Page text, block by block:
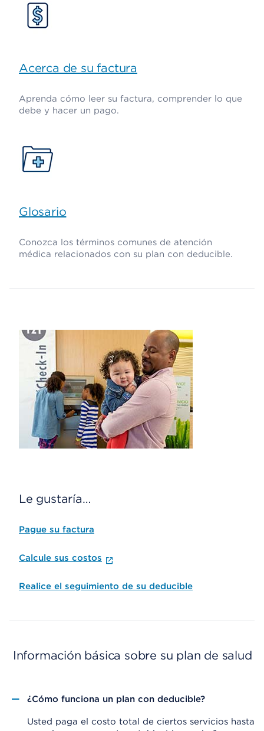
Acerca de su factura
Aprenda cómo leer su factura, comprender lo que
debe y hacer un pago.
Glosario
Conozca los términos comunes de atención
médica relacionados con su plan con deducible.
Le gustaría…
Pague su factura
Calcule sus costos
Realice el seguimiento de su deducible
Información básica sobre su plan de salud
¿Cómo funciona un plan con deducible?
Usted paga el costo total de ciertos servicios hasta